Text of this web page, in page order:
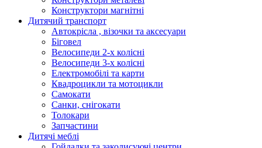
Конструктори магнітні
Дитячий транспорт
Автокрісла , візочки та аксесуари
Біговел
Велосипеди 2-х колісні
Велосипеди 3-х колісні
Електромобілі та карти
Квадроцикли та мотоцикли
Самокати
Санки, снігокати
Толокари
Запчастини
Дитячі меблі